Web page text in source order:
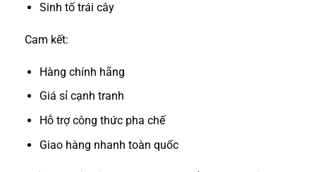
Sinh tố trái cây
Cam kết:
Hàng chính hãng
Giá sỉ cạnh tranh
Hỗ trợ công thức pha chế
Giao hàng nhanh toàn quốc